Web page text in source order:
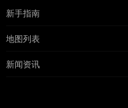
新手指南
购买流程
地图列表
最新文章
新闻资讯